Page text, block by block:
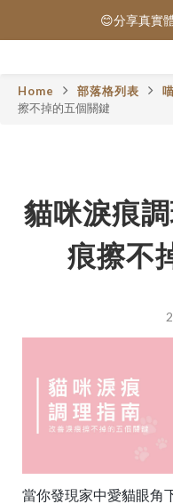
保健品免運
😊分享真實
保健品免運
Home 部落格列表
擦不掉的五個關鍵
貓咪淚痕
痕擦不
當你發現家中愛貓眼角